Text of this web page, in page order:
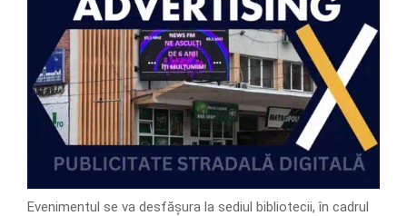
Evenimentul se va desfășura la sediul bibliotecii, în cadrul